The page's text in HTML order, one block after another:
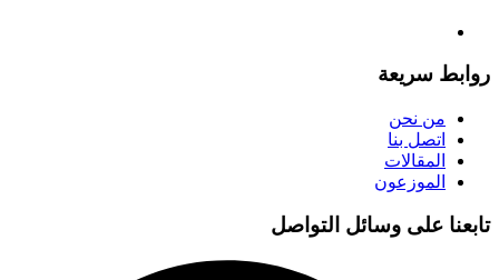
روابط سريعة
من نحن
اتصل بنا
المقالات
الموزعون
تابعنا على وسائل التواصل